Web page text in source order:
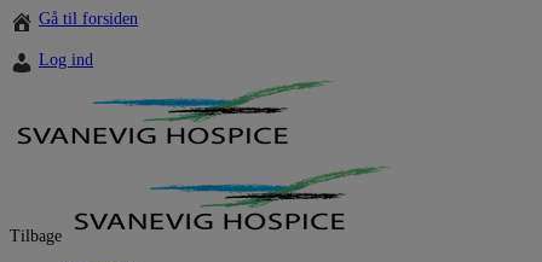
Hop
til
indholdet
Gå til forsiden
Log ind
Tilbage